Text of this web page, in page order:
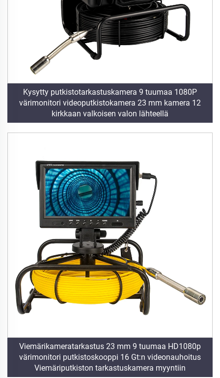
Kysytty putkistotarkastuskamera 9 tuumaa 1080P
värimonitori videoputkistokamera 23 mm kamera 12
kirkkaan valkoisen valon lähteellä
Viemärikameratarkastus 23 mm 9 tuumaa HD1080p
värimonitori putkistoskooppi 16 Gt:n videonauhoitus
Viemäriputkiston tarkastuskamera myyntiin